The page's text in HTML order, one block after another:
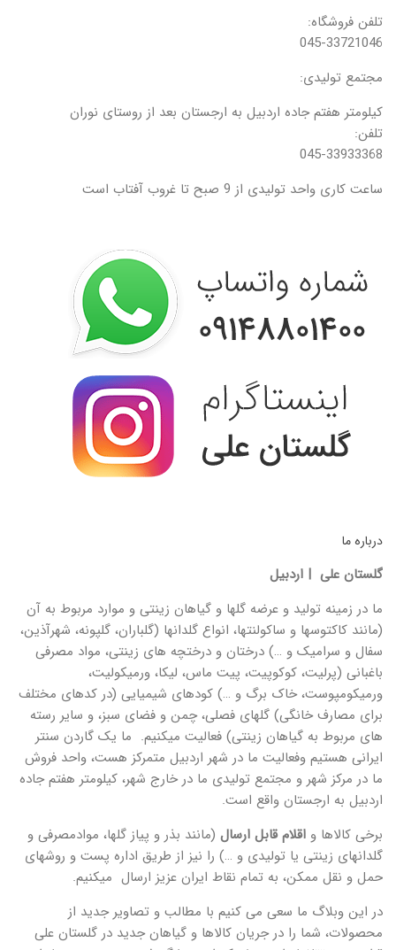
تلفن فروشگاه:
045-33721046
مجتمع تولیدی:
کیلومتر هفتم جاده اردبیل به ارجستان بعد از روستای نوران
تلفن:
045-33933368
ساعت کاری واحد تولیدی از 9 صبح تا غروب آفتاب است
درباره ما
گلستان علی | اردبیل
ما در زمینه تولید و عرضه گلها و گیاهان زینتی و موارد مربوط به آن
(مانند کاکتوسها و ساکولنتها، انواع گلدانها (گلباران، گلپونه، شهرآذین،
سفال و سرامیک و …) درختان و درختچه های زینتی، مواد مصرفی
باغبانی (پرلیت، کوکوپیت، پیت ماس، لیکا، ورمیکولیت،
ورمیکومپوست، خاک برگ و …) کودهای شیمیایی (در کدهای مختلف
برای مصارف خانگی) گلهای فصلی، چمن و فضای سبز، و سایر رسته
های مربوط به گیاهان زینتی) فعالیت میکنیم. ما یک گاردن سنتر
ایرانی هستیم وفعالیت ما در شهر اردبیل متمرکز هست، واحد فروش
ما در مرکز شهر و مجتمع تولیدی ما در خارج شهر، کیلومتر هفتم جاده
اردبیل به ارجستان واقع است.
برخی کالاها و اقلام قابل ارسال (مانند بذر و پیاز گلها، موادمصرفی و
گلدانهای زینتی یا تولیدی و …) را نیز از طریق اداره پست و روشهای
حمل و نقل ممکن، به تمام نقاط ایران عزیز ارسال میکنیم.
در این وبلاگ ما سعی می کنیم با مطالب و تصاویر جدید از
محصولات، شما را در جریان کالاها و گیاهان جدید در گلستان علی